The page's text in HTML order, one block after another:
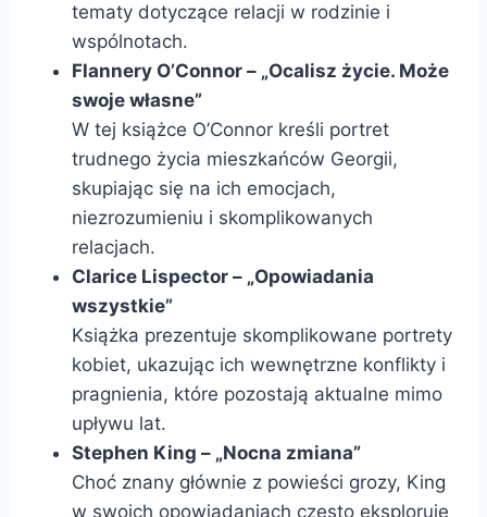
tematy dotyczące relacji w rodzinie i
wspólnotach.
Flannery O’Connor – „Ocalisz życie. Może
swoje własne”
W tej książce O’Connor kreśli portret
trudnego życia mieszkańców Georgii,
skupiając się na ich emocjach,
niezrozumieniu i skomplikowanych
relacjach.
Clarice Lispector – „Opowiadania
wszystkie”
Książka prezentuje skomplikowane portrety
kobiet, ukazując ich wewnętrzne konflikty i
pragnienia, które pozostają aktualne mimo
upływu lat.
Stephen King – „Nocna zmiana”
Choć znany głównie z powieści grozy, King
w swoich opowiadaniach często eksploruje